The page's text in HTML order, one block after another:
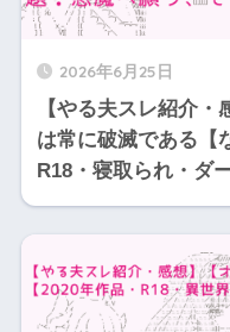
2026年6月25日
【やる夫スレ紹介
は常に破滅である【
R18・寝取られ・ダー